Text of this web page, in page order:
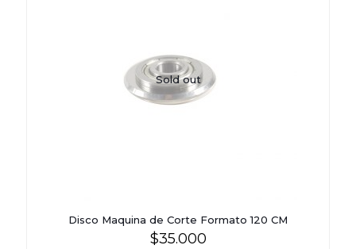
Sold out
Disco Maquina de Corte Formato 120 CM
$35.000